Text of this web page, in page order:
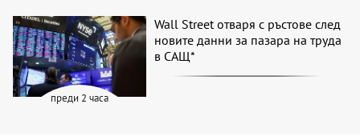
преди 2 часа
Wall Street отваря с ръстове след
новите данни за пазара на труда
в САЩ*